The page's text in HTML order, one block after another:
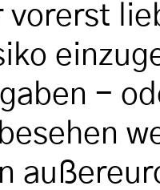
vorerst
-